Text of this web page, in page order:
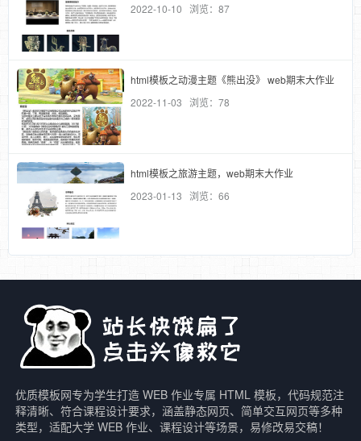
2022-10-10 浏览：87
html模板之动漫主题《熊出没》 web期末大作业
2022-11-03 浏览：78
html模板之旅游主题，web期末大作业
2023-01-13 浏览：66
优质模板网专为学生打造 WEB 作业专属 HTML 模板，代码规范注
释清晰、符合课程设计要求，涵盖静态网页、简单交互网页等多种
类型，适配大学 WEB 作业、课程设计等场景，易修改易交稿！